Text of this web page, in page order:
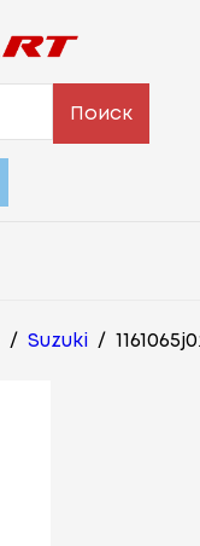
Поиск
/ Suzuki /